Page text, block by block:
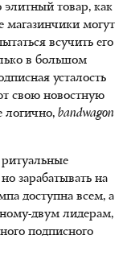
товар, как
магазинчики могут
всучить его
в большом
усталость
свою новостную
логично, bandwagon
зарабатывать на
доступна всем, а
двум лидерам,
подписного